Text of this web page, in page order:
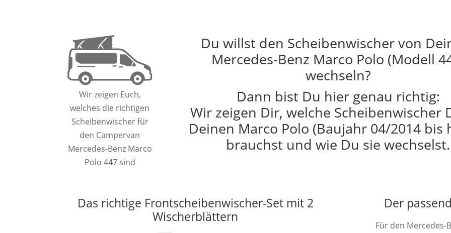
Wir zeigen Euch,
welches die richtigen
Scheibenwischer für
den Campervan
Mercedes-Benz Marco
Polo 447 sind
Du willst den Scheibenwischer von
Mercedes-Benz Marco Polo (Modell
wechseln?
Dann bist Du hier genau richtig:
Wir zeigen Dir, welche Scheibenwischer
Deinen Marco Polo (Baujahr 04/2014 bis
brauchst und wie Du sie wechselst.
Das richtige Frontscheibenwischer-Set mit 2
Wischerblättern
Der
Für den Mercedes-